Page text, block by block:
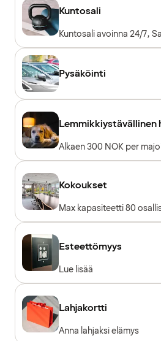
Kuntosali
Kuntosali avoinna 24/7,
lainaksi,
Pysäköinti
Lemmikkiystävällinen
Alkaen 300 NOK per
Kokoukset
Max kapasiteetti 80
Esteettömyys
Lue lisää
Lahjakortti
Anna lahjaksi elämys